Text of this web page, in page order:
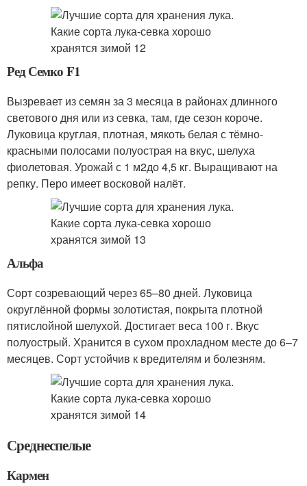
Ред Семко F1
Вызревает из семян за 3 месяца в районах длинного
светового дня или из севка, там, где сезон короче.
Луковица круглая, плотная, мякоть белая с тёмно-
красными полосами полуострая на вкус, шелуха
фиолетовая. Урожай с 1 м2до 4,5 кг. Выращивают на
репку. Перо имеет восковой налёт.
Альфа
Сорт созревающий через 65–80 дней. Луковица
округлённой формы золотистая, покрыта плотной
пятислойной шелухой. Достигает веса 100 г. Вкус
полуострый. Хранится в сухом прохладном месте до 6–7
месяцев. Сорт устойчив к вредителям и болезням.
Среднеспелые
Кармен